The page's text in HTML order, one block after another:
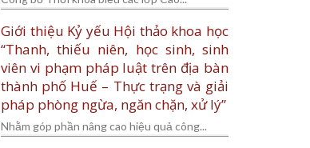
Giới thiệu Kỷ yếu Hội thảo khoa học
“Thanh, thiếu niên, học sinh, sinh
viên vi phạm pháp luật trên địa bàn
thành phố Huế – Thực trạng và giải
pháp phòng ngừa, ngăn chặn, xử lý”
Nhằm góp phần nâng cao hiệu quả công...